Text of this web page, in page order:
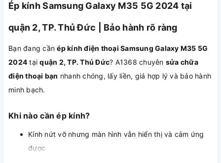
Ép kính Samsung Galaxy M35 5G 2024 tại
quận 2, TP. Thủ Đức | Bảo hành rõ ràng
Bạn đang cầnép kính điện thoại Samsung Galaxy M35 5G
2024 tạiquận 2, TP. Thủ Đức? A1368 chuyên sửa chữa
điện thoại bạn nhanh chóng, lấy liền, giá hợp lý và bảo hành
minh bạch.
Khi nào cần ép kính?
Kính nứt vỡ nhưng màn hình vẫn hiển thị và cảm ứng
được